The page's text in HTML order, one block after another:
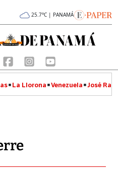
25.7°C | PANAMÁ
La Llorona Venezuela José